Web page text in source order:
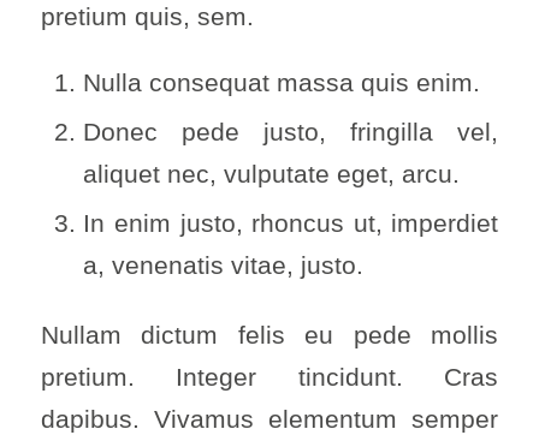
pretium quis, sem.
Nulla consequat massa quis enim.
Donec pede justo, fringilla vel,
aliquet nec, vulputate eget, arcu.
In enim justo, rhoncus ut, imperdiet
a, venenatis vitae, justo.
Nullam dictum felis eu pede mollis
pretium. Integer tincidunt. Cras
dapibus. Vivamus elementum semper